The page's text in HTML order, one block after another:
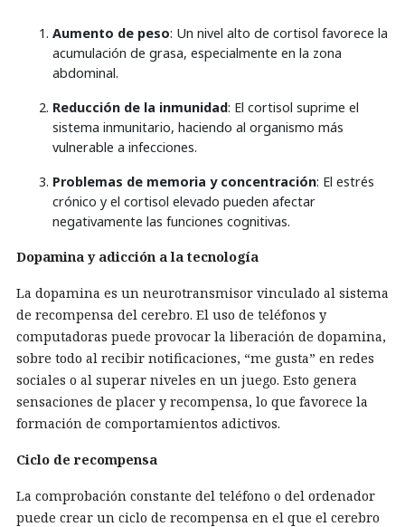
Aumento de peso: Un nivel alto de cortisol favorece la
acumulación de grasa, especialmente en la zona
abdominal.
Reducción de la inmunidad: El cortisol suprime el
sistema inmunitario, haciendo al organismo más
vulnerable a infecciones.
Problemas de memoria y concentración: El estrés
crónico y el cortisol elevado pueden afectar
negativamente las funciones cognitivas.
Dopamina y adicción a la tecnología
La dopamina es un neurotransmisor vinculado al sistema
de recompensa del cerebro. El uso de teléfonos y
computadoras puede provocar la liberación de dopamina,
sobre todo al recibir notificaciones, “me gusta” en redes
sociales o al superar niveles en un juego. Esto genera
sensaciones de placer y recompensa, lo que favorece la
formación de comportamientos adictivos.
Ciclo de recompensa
La comprobación constante del teléfono o del ordenador
puede crear un ciclo de recompensa en el que el cerebro